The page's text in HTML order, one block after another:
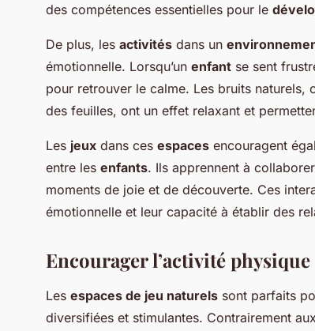
des compétences essentielles pour le
De plus, les activités dans un
émotionnelle. Lorsqu’un enfant se sent
pour retrouver le calme. Les bruits naturels,
des feuilles, ont un effet relaxant et
Les jeux dans ces espaces encouragent
entre les enfants. Ils apprennent à
moments de joie et de découverte. Ces
émotionnelle et leur capacité à établir des
Encourager l’activité physique
Les espaces de jeu naturels sont parfaits
diversifiées et stimulantes. Contrairement aux